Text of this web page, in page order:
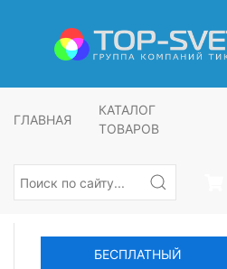
ГЛАВНАЯ
КАТАЛОГ
ТОВАРОВ
БЕСПЛАТНЫЙ